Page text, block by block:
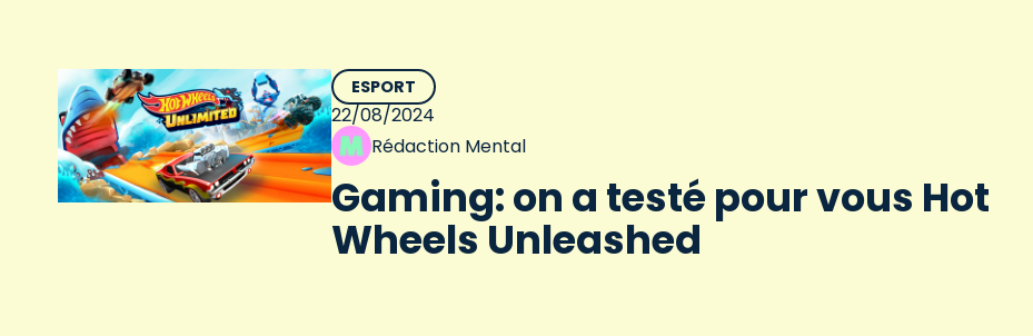
ESPORT
22/08/2024
Rédaction Mental
Gaming: on a testé pour vous Hot
Wheels Unleashed